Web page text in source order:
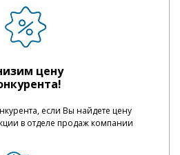
цену
если Вы найдете цену
в отделе продаж компании